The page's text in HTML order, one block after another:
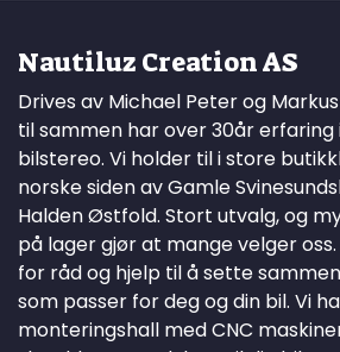
Nautiluz Creation AS
Drives av Michael Peter og
til sammen har over 30år erfaring
bilstereo. Vi holder til i store
norske siden av Gamle
Halden Østfold. Stort utvalg, og
på lager gjør at mange velger
for råd og hjelp til å sette
som passer for deg og din bil. Vi
monteringshall med CNC